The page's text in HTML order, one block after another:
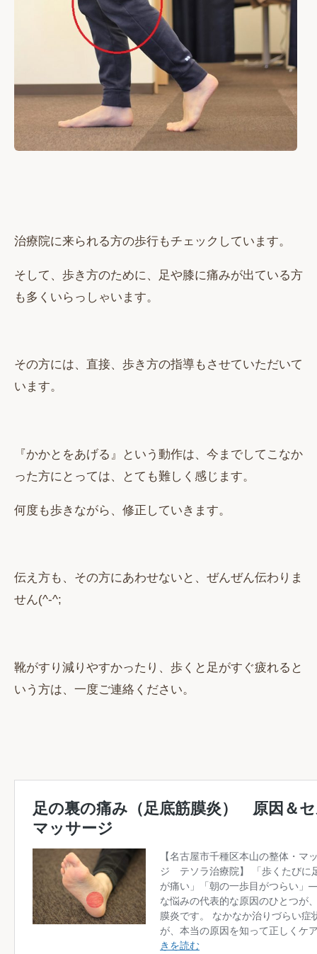
治療院に来られる方の歩行もチェックしています。
そして、歩き方のために、足や膝に痛みが出ている方
も多くいらっしゃいます。
その方には、直接、歩き方の指導もさせていただいて
います。
『かかとをあげる』という動作は、今までしてこなか
った方にとっては、とても難しく感じます。
何度も歩きながら、修正していきます。
伝え方も、その方にあわせないと、ぜんぜん伝わりま
せん(^-^;
靴がすり減りやすかったり、歩くと足がすぐ疲れると
いう方は、一度ご連絡ください。